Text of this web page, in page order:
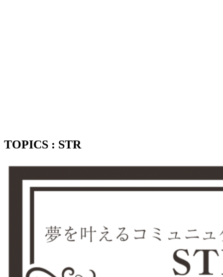
TOPICS : STR